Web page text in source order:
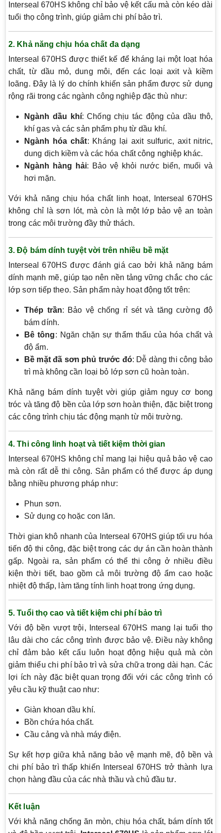
Interseal 670HS không chỉ bảo vệ kết cấu mà còn kéo dài
tuổi thọ công trình, giúp giảm chi phí bảo trì.
2. Khả năng chịu hóa chất đa dạng
Interseal 670HS được thiết kế để kháng lại một loạt hóa
chất, từ dầu mỏ, dung môi, đến các loại axit và kiềm
loãng. Đây là lý do chính khiến sản phẩm được sử dụng
rộng rãi trong các ngành công nghiệp đặc thù như:
Ngành dầu khí: Chống chịu tác động của dầu thô,
khí gas và các sản phẩm phụ từ dầu khí.
Ngành hóa chất: Kháng lại axit sulfuric, axit nitric,
dung dịch kiềm và các hóa chất công nghiệp khác.
Ngành hàng hải: Bảo vệ khỏi nước biển, muối và
hơi mặn.
Với khả năng chịu hóa chất linh hoạt, Interseal 670HS
không chỉ là sơn lót, mà còn là một lớp bảo vệ an toàn
trong các môi trường đầy thử thách.
3. Độ bám dính tuyệt vời trên nhiều bề mặt
Interseal 670HS được đánh giá cao bởi khả năng bám
dính mạnh mẽ, giúp tạo nên nền tảng vững chắc cho các
lớp sơn tiếp theo. Sản phẩm này hoạt động tốt trên:
Thép trần: Bảo vệ chống rỉ sét và tăng cường độ
bám dính.
Bê tông: Ngăn chặn sự thẩm thấu của hóa chất và
độ ẩm.
Bề mặt đã sơn phủ trước đó: Dễ dàng thi công bảo
trì mà không cần loại bỏ lớp sơn cũ hoàn toàn.
Khả năng bám dính tuyệt vời giúp giảm nguy cơ bong
tróc và tăng độ bền của lớp sơn hoàn thiện, đặc biệt trong
các công trình chịu tác động mạnh từ môi trường.
4. Thi công linh hoạt và tiết kiệm thời gian
Interseal 670HS không chỉ mang lại hiệu quả bảo vệ cao
mà còn rất dễ thi công. Sản phẩm có thể được áp dụng
bằng nhiều phương pháp như:
Phun sơn.
Sử dụng cọ hoặc con lăn.
Thời gian khô nhanh của Interseal 670HS giúp tối ưu hóa
tiến độ thi công, đặc biệt trong các dự án cần hoàn thành
gấp. Ngoài ra, sản phẩm có thể thi công ở nhiều điều
kiện thời tiết, bao gồm cả môi trường độ ẩm cao hoặc
nhiệt độ thấp, làm tăng tính linh hoạt trong ứng dụng.
5. Tuổi thọ cao và tiết kiệm chi phí bảo trì
Với độ bền vượt trội, Interseal 670HS mang lại tuổi thọ
lâu dài cho các công trình được bảo vệ. Điều này không
chỉ đảm bảo kết cấu luôn hoạt động hiệu quả mà còn
giảm thiểu chi phí bảo trì và sửa chữa trong dài hạn. Các
lợi ích này đặc biệt quan trọng đối với các công trình có
yêu cầu kỹ thuật cao như:
Giàn khoan dầu khí.
Bồn chứa hóa chất.
Cầu cảng và nhà máy điện.
Sự kết hợp giữa khả năng bảo vệ mạnh mẽ, độ bền và
chi phí bảo trì thấp khiến Interseal 670HS trở thành lựa
chọn hàng đầu của các nhà thầu và chủ đầu tư.
Kết luận
Với khả năng chống ăn mòn, chịu hóa chất, bám dính tốt